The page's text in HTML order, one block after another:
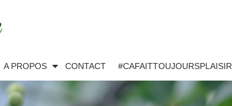
A PROPOS CONTACT #CAFAITTOUJOURSPLAISIR